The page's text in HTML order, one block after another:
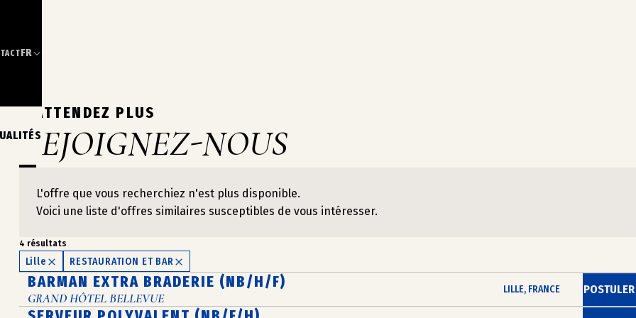
FR
N’ATTENDEZ PLUS
REJOIGNEZ-NOUS
L'offre que vous recherchiez n'est plus disponible.
Voici une liste d'offres similaires susceptibles de vous intéresser.
4 résultats
Lille RESTAURATION ET BAR
BARMAN EXTRA BRADERIE (NB/H/F)
GRAND HÔTEL BELLEVUE
LILLE, FRANCE POSTULER